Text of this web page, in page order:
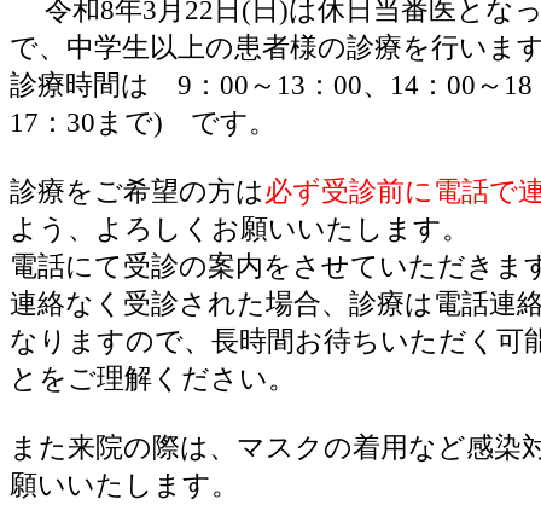
令和8年3月22日(日)は休日当番医とな
で、中学生以上の患者様の診療を行いま
診療時間は 9：00～13：00、14：00～
17：30まで) です。
診療をご希望の方は必ず受診前に電話で
よう、よろしくお願いいたします。
電話にて受診の案内をさせていただきま
連絡なく受診された場合、診療は電話連
なりますので、長時間お待ちいただく可
とをご理解ください。
また来院の際は、マスクの着用など感染
願いいたします。